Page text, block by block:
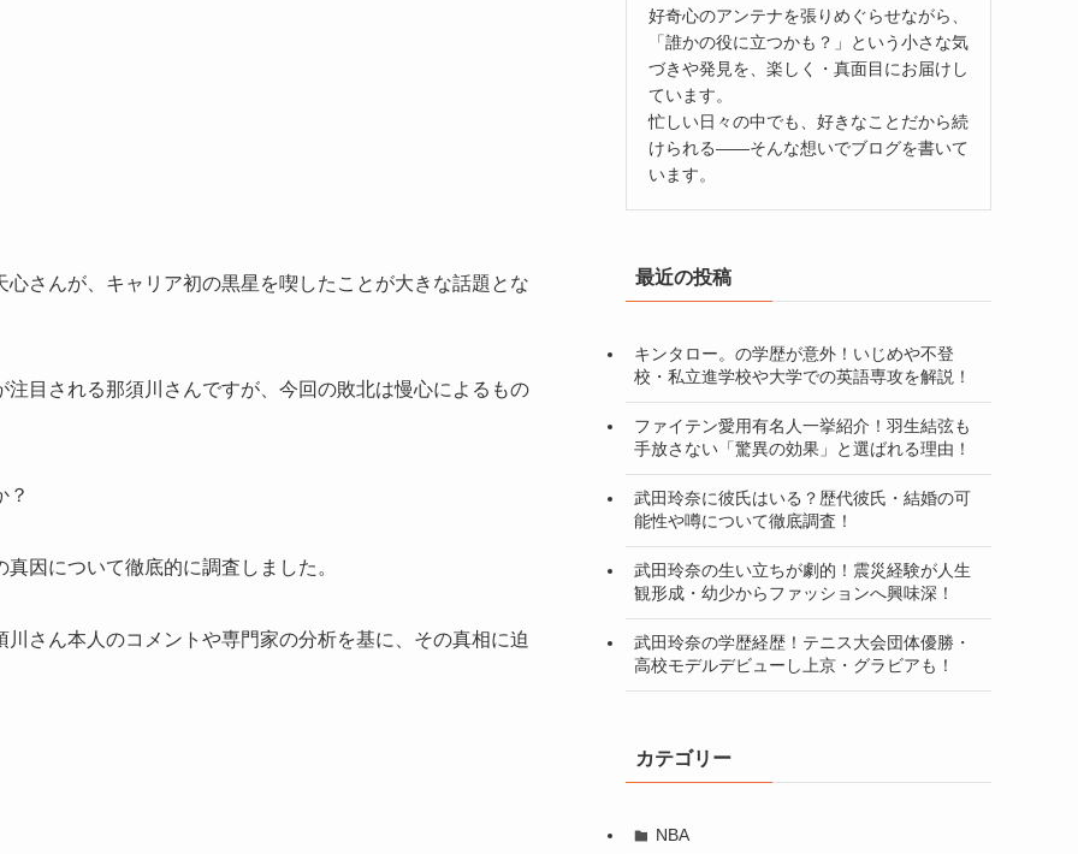
さんが、キャリア初の黒星を喫したことが大きな話題とな
目される那須川さんですが、今回の敗北は慢心によるもの
？
因について徹底的に調査しました。
さん本人のコメントや専門家の分析を基に、その真相に迫
好奇心のアンテナを張りめぐらせながら、
「誰かの役に立つかも？」という小さな気
づきや発見を、楽しく・真面目にお届けし
ています。
忙しい日々の中でも、好きなことだから続
けられる——そんな想いでブログを書いて
います。
最近の投稿
キンタロー。の学歴が意外！いじめや不登
校・私立進学校や大学での英語専攻を解説！
ファイテン愛用有名人一挙紹介！羽生結弦も
手放さない「驚異の効果」と選ばれる理由！
武田玲奈に彼氏はいる？歴代彼氏・結婚の可
能性や噂について徹底調査！
武田玲奈の生い立ちが劇的！震災経験が人生
観形成・幼少からファッションへ興味深！
武田玲奈の学歴経歴！テニス大会団体優勝・
高校モデルデビューし上京・グラビアも！
カテゴリー
NBA